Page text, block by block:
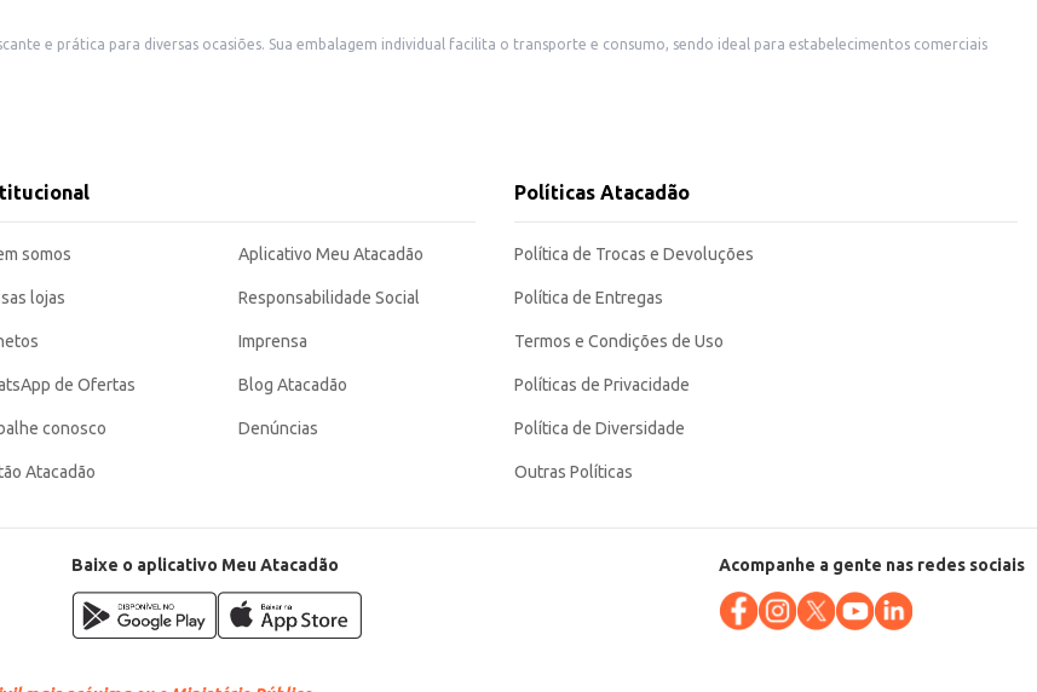
transporte e consumo, sendo ideal para estabelecimentos comerciais
de 500ml
somos
lojas
de Ofertas
conosco
Atacadão
Aplicativo Meu Atacadão
Responsabilidade Social
Imprensa
Blog Atacadão
Denúncias
Políticas Atacadão
Política de Trocas e Devoluções
Política de Entregas
Termos e Condições de Uso
Políticas de Privacidade
Política de Diversidade
Outras Políticas
Baixe o aplicativo Meu Atacadão Acompanhe a gente nas redes sociais